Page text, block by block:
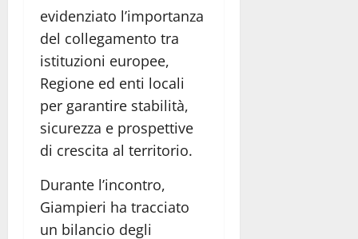
evidenziato l’importanza
del collegamento tra
istituzioni europee,
Regione ed enti locali
per garantire stabilità,
sicurezza e prospettive
di crescita al territorio.
Durante l’incontro,
Giampieri ha tracciato
un bilancio degli